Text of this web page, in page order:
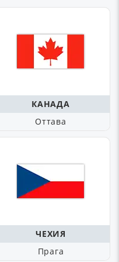
КАНАДА
Оттава
ЧЕХИЯ
Прага